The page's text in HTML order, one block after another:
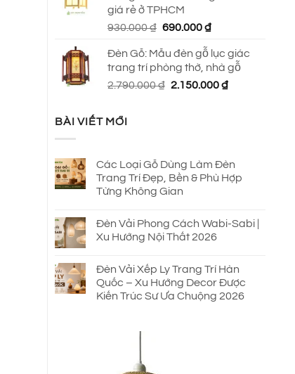
giá rẻ ở TPHCM
930.000₫ Giá
là:
930.000 ₫.
690.000₫Giá
tại
là:
690.000 ₫.
Đèn Gỗ: Mẫu đèn gỗ lục giác
trang trí phòng thờ, nhà gỗ
2.790.000₫ Giá
2.150.000₫Giá
BÀI VIẾT MỚI
Các Loại Gỗ Dùng Làm Đèn
Trang Trí Đẹp, Bền & Phù Hợp
Từng Không Gian
Đèn Vải Phong Cách Wabi-Sabi |
Xu Hướng Nội Thất 2026
Đèn Vải Xếp Ly Trang Trí Hàn
Quốc – Xu Hướng Decor Được
Kiến Trúc Sư Ưa Chuộng 2026